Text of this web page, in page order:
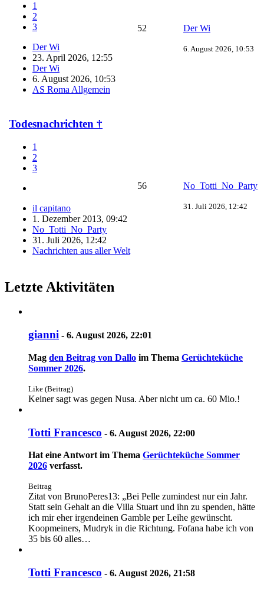
1
2
3
Der Wi
23. April 2026, 12:55
Der Wi
6. August 2026, 10:53
AS Roma Allgemein
52 Der Wi
6. August 2026, 10:53
Todesnachrichten †
1
2
3
il capitano
1. Dezember 2013, 09:42
No_Totti_No_Party
31. Juli 2026, 12:42
Nachrichten aus aller Welt
56 No_Totti_No_Party
31. Juli 2026, 12:42
Letzte Aktivitäten
gianni - 6. August 2026, 22:01
Mag den Beitrag von Dallo im Thema Gerüchteküche
Sommer 2026.
Like (Beitrag)
Keiner sagt was gegen Nusa. Aber nicht um ca. 60 Mio.!
Totti Francesco - 6. August 2026, 22:00
Hat eine Antwort im Thema Gerüchteküche Sommer
2026 verfasst.
Beitrag
Zitat von BrunoPeres13: „Bei Pelle zumindest nur ein Jahr.
Statt sein Gehalt an die Villa Stuart und ihn zu spenden, hätte
ich mir eher irgendeinen Gamble per Leihe gewünscht.
Koopmeiners, Mudryk in die Richtung. Fofana habe ich von
35 bis 60 alles…
Totti Francesco - 6. August 2026, 21:58